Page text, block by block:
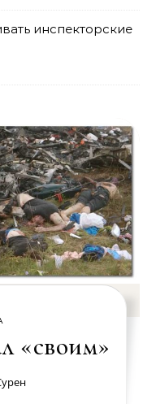
инспекторские
«своим»